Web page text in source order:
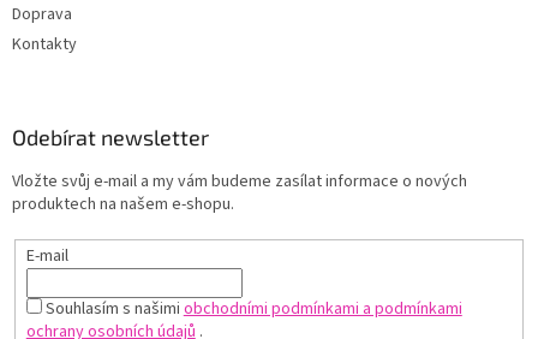
Doprava
Kontakty
Odebírat newsletter
Vložte svůj e-mail a my vám budeme zasílat informace o nových
produktech na našem e-shopu.
E-mail
Souhlasím s našimiobchodními podmínkami a podmínkami
ochrany osobních údajů.